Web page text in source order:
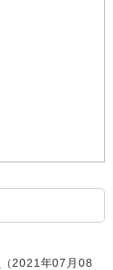
2021年07月08